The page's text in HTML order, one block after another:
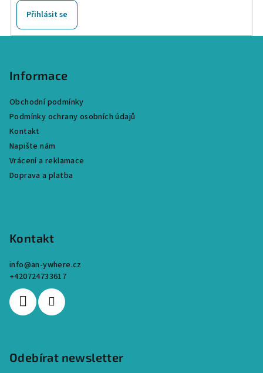
Přihlásit se
Informace
Obchodní podmínky
Podmínky ochrany osobních údajů
Kontakt
Napište nám
Vrácení a reklamace
Doprava a platba
Kontakt
info@an-ywhere.cz
+420724733617
Odebírat newsletter